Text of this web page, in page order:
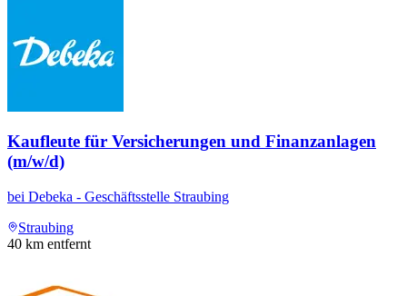
Kaufleute für Versicherungen und Finanzanlagen
(m/w/d)
bei Debeka - Geschäftsstelle Straubing
Straubing
40 km entfernt